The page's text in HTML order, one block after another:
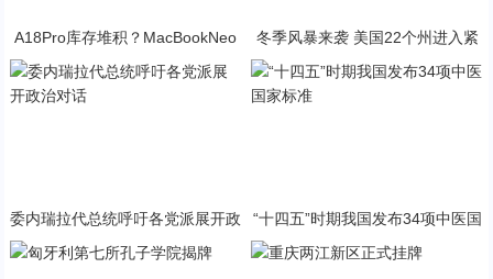
A18Pro库存堆积？MacBookNeo
与PP终极火焰狂潮意外同框
冬季风暴来袭 美国22个州进入紧
急状态
委内瑞拉代总统呼吁各党派展开政
“十四五”时期我国发布34项中医国